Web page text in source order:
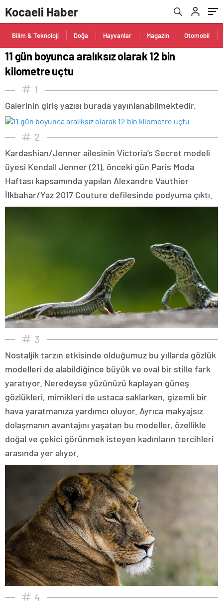
Kocaeli Haber
Bilim & Teknoloji Doğa Hayvanlar Magazin Otomobil
11 gün boyunca aralıksız olarak 12 bin
kilometre uçtu
1
Galerinin giriş yazısı burada yayınlanabilmektedir.
2
Kardashian/Jenner ailesinin Victoria’s Secret modeli
üyesi Kendall Jenner (21), önceki gün Paris Moda
Haftası kapsamında yapılan Alexandre Vauthier
İlkbahar/Yaz 2017 Couture defilesinde podyuma çıktı.
3
Nostaljik tarzın etkisinde olduğumuz bu yıllarda gözlük
modelleri de alabildiğince büyük ve oval bir stille fark
yaratıyor. Neredeyse yüzünüzü kaplayan güneş
gözlükleri, mimikleri de ustaca saklarken, gizemli bir
hava yaratmanıza yardımcı oluyor. Ayrıca makyajsız
dolaşmanın avantajını yaşatan bu modeller, özellikle
doğal ve çekici görünmek isteyen kadınların tercihleri
arasında yer alıyor.
4